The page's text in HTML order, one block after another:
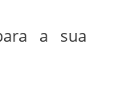
a sua